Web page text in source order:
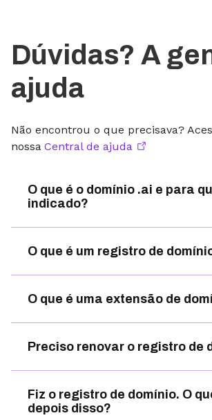
Dúvidas? A
ajuda
Não encontrou o que precisava?
nossa Central de ajuda
O que é o domínio .ai e para
indicado?
O que é um registro de
O que é uma extensão de
Preciso renovar o registro de
Fiz o registro de domínio. O
depois disso?